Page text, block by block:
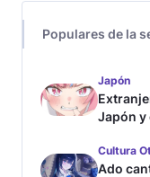
Populares de la
Japón
Japón y
Cultura
Ado